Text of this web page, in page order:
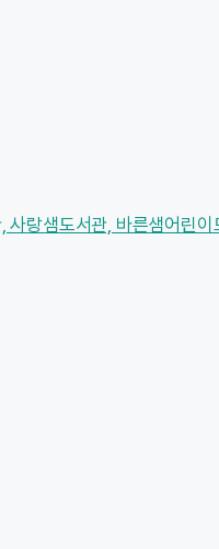
랑샘도서관, 바른샘어린이